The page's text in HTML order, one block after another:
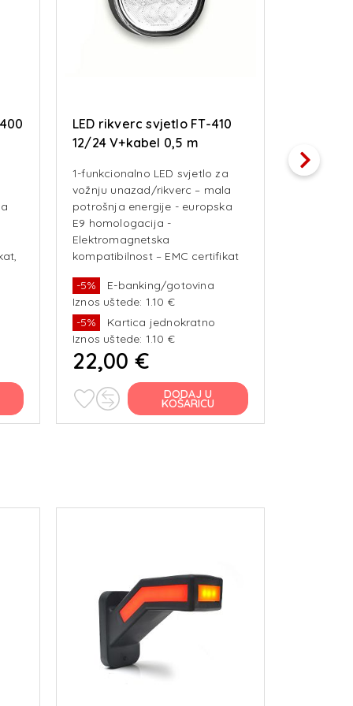
LED rikverc svjetlo FT-410
12/24 V+kabel 0,5 m
1-funkcionalno LED svjetlo za
vožnju unazad/rikverc – mala
potrošnja energije - europska
E9 homologacija -
Elektromagnetska
kompatibilnost – EMC certifikat
mogućnost povezivanja
polariteta Funkcije lampe: - svjet
-5%
E-banking/gotovina
Iznos uštede: 1.10 €
-5%
Kartica jednokratno
Iznos uštede: 1.10 €
22,00 €
DODAJ U
KOŠARICU
NEON